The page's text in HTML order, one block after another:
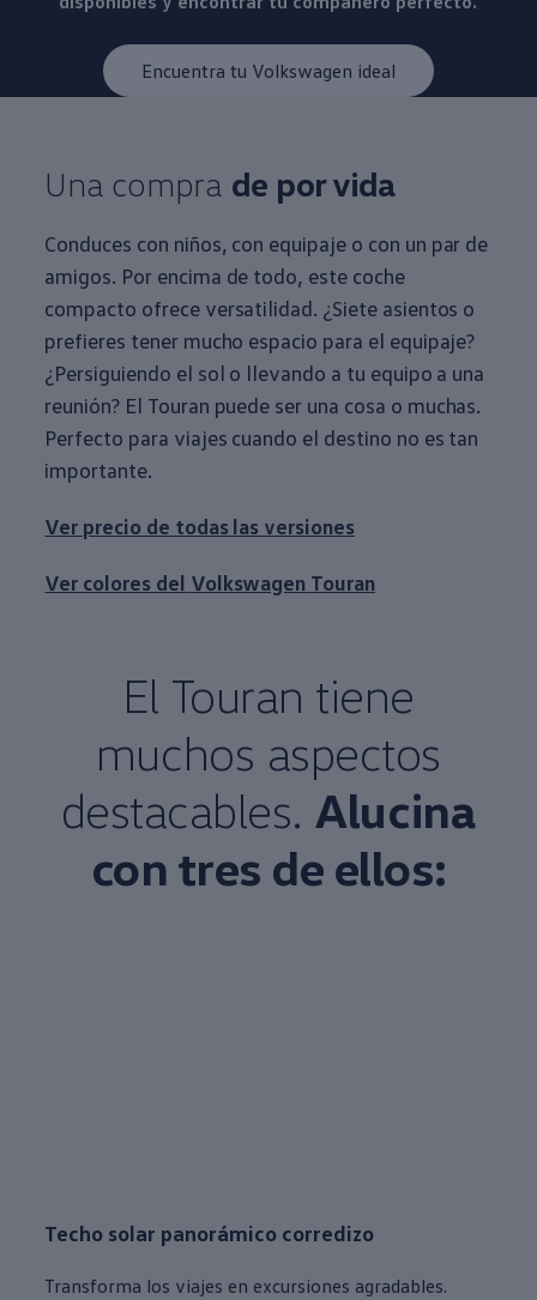
Encuentra tu Volkswagen ideal
Una compra de por vida
Conduces con niños, con equipaje o con un par de
amigos. Por encima de todo, este coche
compacto ofrece versatilidad. ¿Siete asientos o
prefieres tener mucho espacio para el equipaje?
¿Persiguiendo el sol o llevando a tu equipo a una
reunión? El Touran puede ser una cosa o muchas.
Perfecto para viajes cuando el destino no es tan
importante.
Ver precio de todas las versiones
Ver colores del Volkswagen Touran
El Touran tiene
muchos aspectos
destacables.Alucina
con tres de ellos:
Techo solar panorámico corredizo
Transforma los viajes en excursiones agradables.